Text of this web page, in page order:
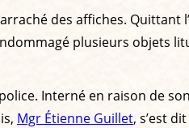
des affiches. Quittant
plusieurs objets
Interné en raison de
Mgr Étienne Guillet, s’est